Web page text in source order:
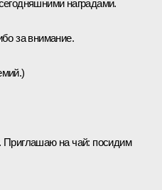
наградами.
за внимание.
на чай: посидим